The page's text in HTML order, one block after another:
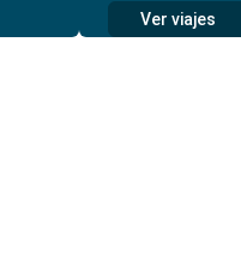
Ver viajes